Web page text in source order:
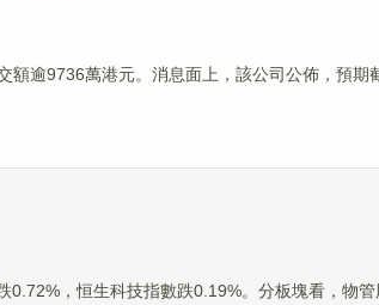
額逾9736萬港元。消息面上，該公司公佈，預期
，恒生科技指數跌0.19%。分板塊看，物管